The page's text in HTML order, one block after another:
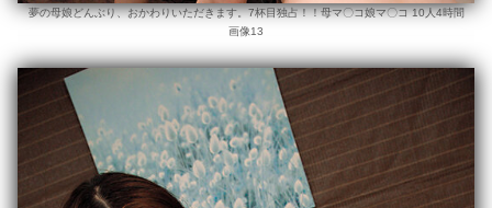
夢の母娘どんぶり、おかわりいただきます。7杯目独占！！母マ〇コ娘マ〇コ 10人4時間
画像13